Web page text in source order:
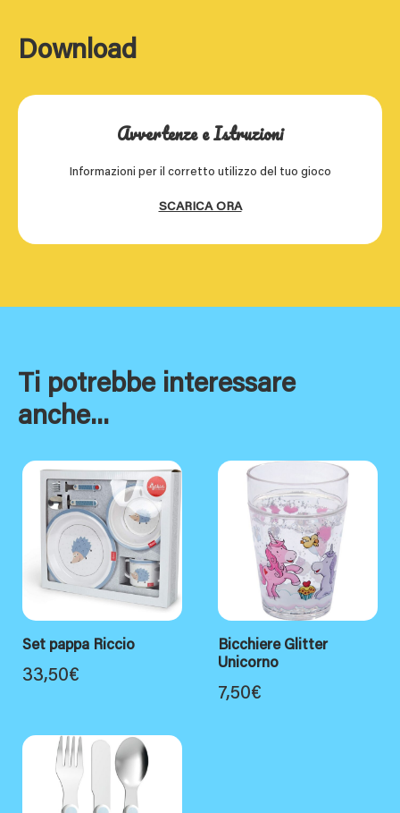
Download
Avvertenze e Istruzioni
Informazioni per il corretto utilizzo del tuo gioco
SCARICA ORA
Ti potrebbe interessare
anche...
Set pappa Riccio
33,50€
Bicchiere Glitter
Unicorno
7,50€